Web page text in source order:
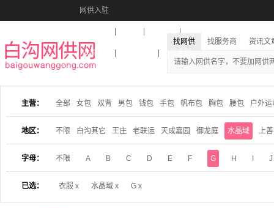
网供入驻
收藏本站
找网供 找服务商 资讯文
主营： 全部 女包 双背 男包 钱包 手包 帆布包 胸包 腰包 户外运
地区： 不限 白沟其它 王庄 老联运 天成嘉园 御龙庭 水晶域 上
字母： 不限 A B C D E F G H J
已选： 衣服 x 水晶域 x G x